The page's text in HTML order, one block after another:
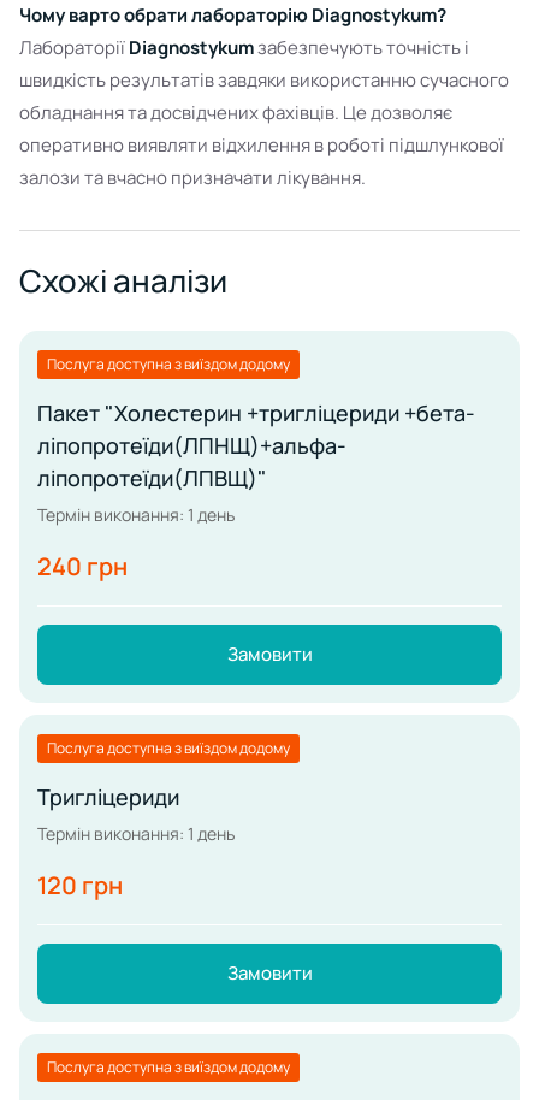
Чому варто обрати лабораторію Diagnostykum?
ЛабораторіїDiagnostykumзабезпечують точність і
швидкість результатів завдяки використанню сучасного
обладнання та досвідчених фахівців. Це дозволяє
оперативно виявляти відхилення в роботі підшлункової
залози та вчасно призначати лікування.
Схожі аналізи
Послуга доступна з виїздом додому
Пакет "Холестерин +тригліцериди +бета-
ліпопротеїди(ЛПНЩ)+альфа-
ліпопротеїди(ЛПВЩ)"
Термін виконання: 1 день
240 грн
Замовити
Послуга доступна з виїздом додому
Тригліцериди
Термін виконання: 1 день
120 грн
Замовити
Послуга доступна з виїздом додому